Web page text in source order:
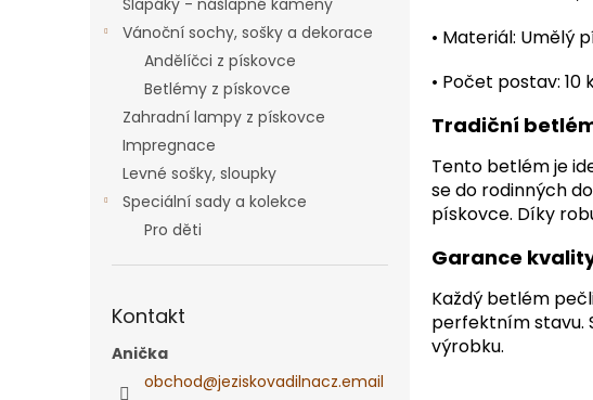
Šlapáky - nášlapné kameny
Vánoční sochy, sošky a dekorace
Andělíčci z pískovce
Betlémy z pískovce
Zahradní lampy z pískovce
Impregnace
Levné sošky, sloupky
Speciální sady a kolekce
Pro děti
Kontakt
Anička
obchod@jeziskovadilnacz.email
• Materiál: Umělý
• Počet postav: 10
Tradiční
Tento betlém je
se do rodinných
pískovce. Díky
Garance
Každý betlém
perfektním stavu.
výrobku.